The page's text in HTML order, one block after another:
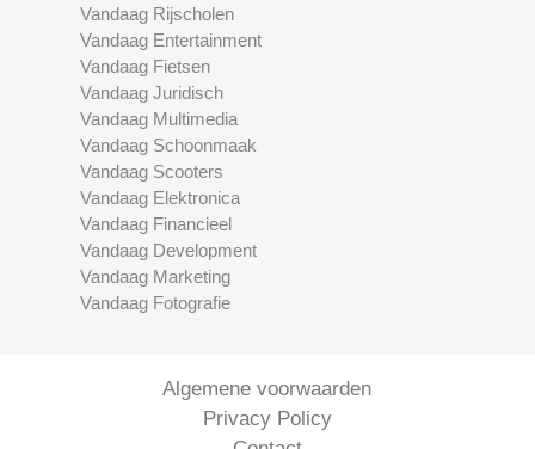
Vandaag Rijscholen
Vandaag Entertainment
Vandaag Fietsen
Vandaag Juridisch
Vandaag Multimedia
Vandaag Schoonmaak
Vandaag Scooters
Vandaag Elektronica
Vandaag Financieel
Vandaag Development
Vandaag Marketing
Vandaag Fotografie
Algemene voorwaarden
Privacy Policy